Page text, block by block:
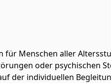
Menschen aller
oder psychischen
der individuellen